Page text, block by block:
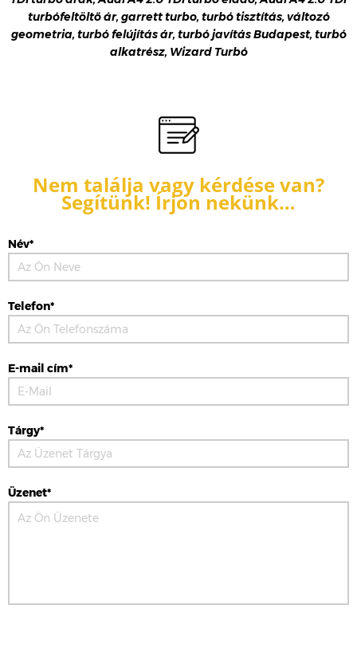
turbófeltöltő ár, garrett turbo, turbó tisztítás, változó
geometria, turbó felújítás ár, turbó javítás Budapest, turbó
alkatrész, Wizard Turbó
Nem találja vagy kérdése van?
Segítünk! Írjon nekünk…
Név*
Telefon*
E-mail cím*
Tárgy*
Üzenet*